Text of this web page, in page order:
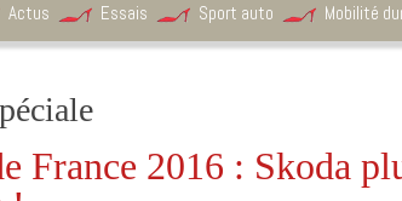
Actus Essais Sport auto Mobilité
France 2016 : Skoda